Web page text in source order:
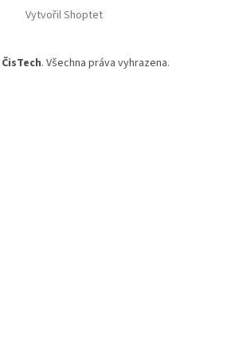
Vytvořil Shoptet
ČisTech. Všechna práva vyhrazena.